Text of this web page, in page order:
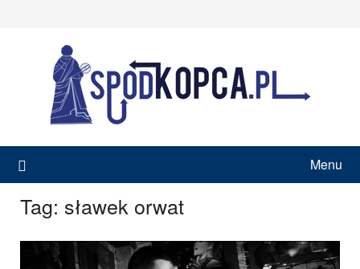
Menu
Tag: sławek orwat